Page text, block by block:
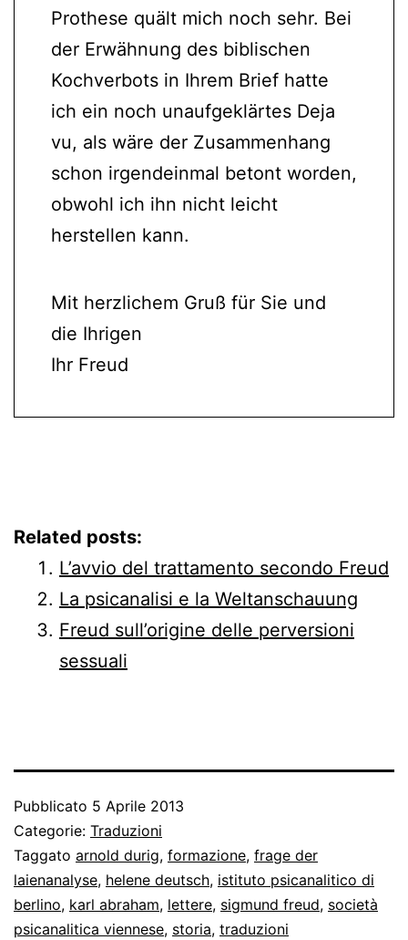
Prothese quält mich noch sehr. Bei
der Erwähnung des biblischen
Kochverbots in Ihrem Brief hatte
ich ein noch unaufgeklärtes Deja
vu, als wäre der Zusammenhang
schon irgendeinmal betont worden,
obwohl ich ihn nicht leicht
herstellen kann.
Mit herzlichem Gruß für Sie und
die Ihrigen
Ihr Freud
Related posts:
L’avvio del trattamento secondo Freud
La psicanalisi e la Weltanschauung
Freud sull’origine delle perversioni
sessuali
Pubblicato 5 Aprile 2013
Categorie: Traduzioni
Taggato arnold durig, formazione, frage der
laienanalyse, helene deutsch, istituto psicanalitico di
berlino, karl abraham, lettere, sigmund freud, società
psicanalitica viennese, storia, traduzioni